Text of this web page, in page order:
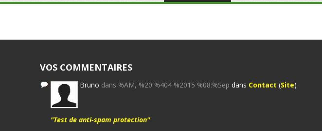
VOS COMMENTAIRES
Bruno dans %AM, %20 %404 %2015 %08:%Sep dans Contact (Site)
"Test de anti-spam protection"